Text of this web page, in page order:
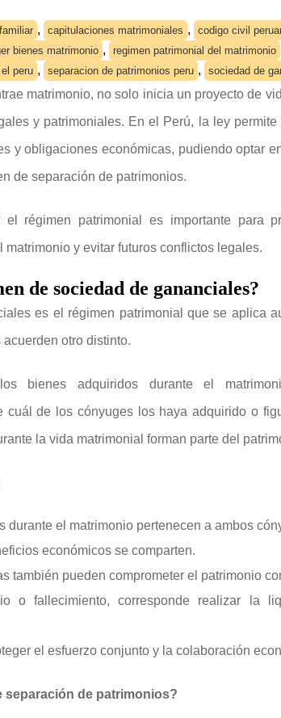
, capitulaciones matrimoniales , codigo civil
bienes matrimonio , regimen patrimonial del matrimonio
peru , separacion de patrimonios peru , sociedad de
matrimonio, no solo inicia un proyecto de
y patrimoniales. En el Perú, la ley
y obligaciones económicas, pudiendo optar
de separación de patrimonios.
el régimen patrimonial es importante para
matrimonio y evitar futuros conflictos legales.
de sociedad de gananciales?
es el régimen patrimonial que se aplica
otro distinto.
bienes adquiridos durante el
cuál de los cónyuges los haya adquirido o
la vida matrimonial forman parte del
durante el matrimonio pertenecen a ambos
económicos se comparten.
también pueden comprometer el patrimonio
o fallecimiento, corresponde realizar la
el esfuerzo conjunto y la colaboración
separación de patrimonios?